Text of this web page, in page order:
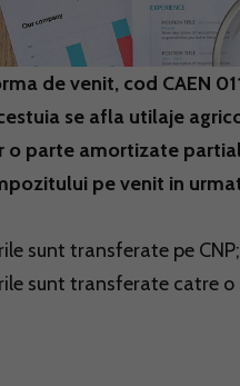
de venit, cod CAEN
se afla utilaje
parte amortizate
pe venit in
sunt transferate pe CNP;
sunt transferate catre